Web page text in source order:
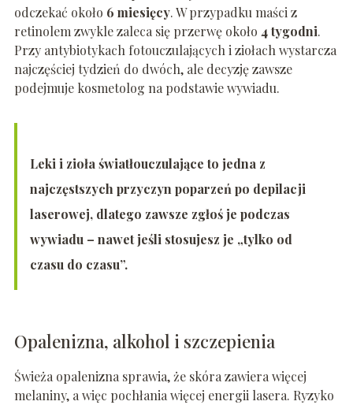
odczekać około 6 miesięcy. W przypadku maści z
retinolem zwykle zaleca się przerwę około 4 tygodni.
Przy antybiotykach fotouczulających i ziołach wystarcza
najczęściej tydzień do dwóch, ale decyzję zawsze
podejmuje kosmetolog na podstawie wywiadu.
Leki i zioła światłouczulające to jedna z
najczęstszych przyczyn poparzeń po depilacji
laserowej, dlatego zawsze zgłoś je podczas
wywiadu – nawet jeśli stosujesz je „tylko od
czasu do czasu”.
Opalenizna, alkohol i szczepienia
Świeża opalenizna sprawia, że skóra zawiera więcej
melaniny, a więc pochłania więcej energii lasera. Ryzyko